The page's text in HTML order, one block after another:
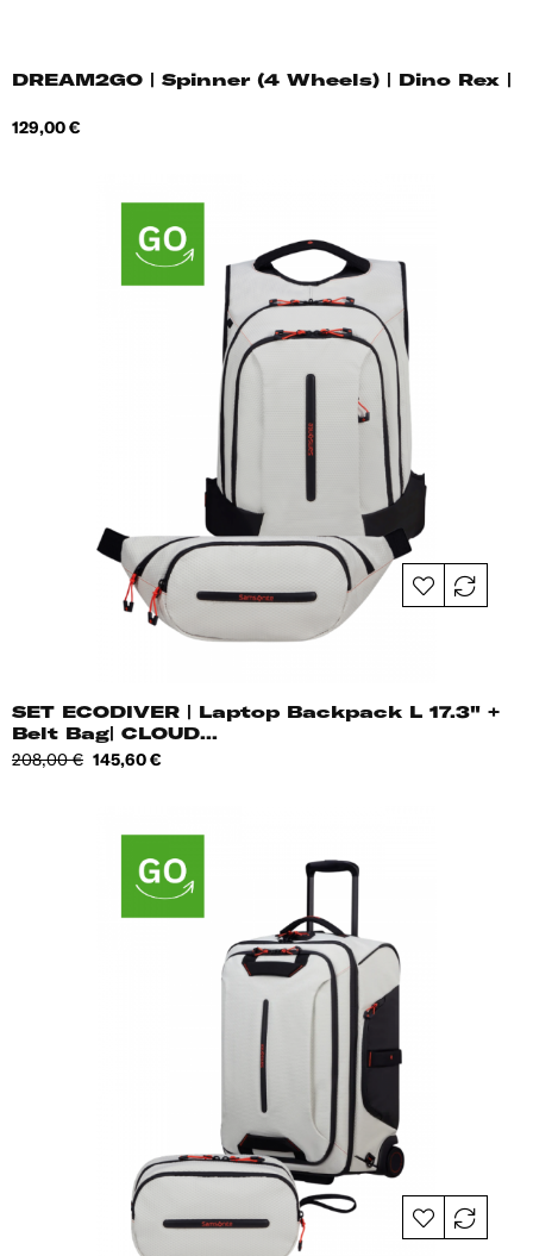
DREAM2GO | Spinner (4 Wheels) | Dino Rex |
Hind
129,00 €
SET ECODIVER | Laptop Backpack L 17.3" +
Belt Bag| CLOUD...
Tavahind
208,00 € Hind
145,60 €